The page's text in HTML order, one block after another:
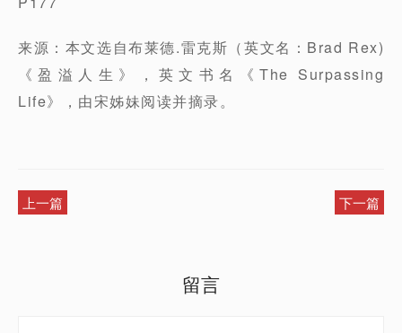
来源：本文选自布莱德.雷克斯（英文名：Brad Rex)
《盈溢人生》，英文书名《The Surpassing
Life》，由宋姊妹阅读并摘录。
上一篇 下一篇
留言